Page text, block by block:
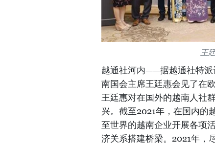
王
越通社河内——据越通社特派
南国会主席王廷惠会见了在
王廷惠对在国外的越南人社
兴。截至2021年，在国内的
至世界的越南企业开展各项
济关系搭建桥梁。2021年，